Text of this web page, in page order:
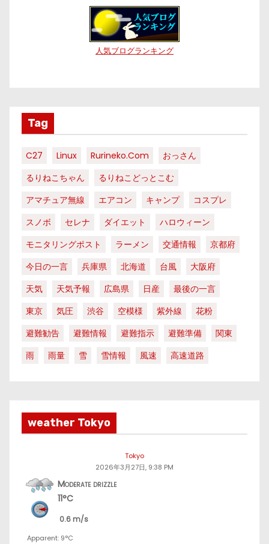
人気ブログランキング
Tag
C27 Linux Rurineko.com
おっさん
るりねこちゃん
るりねこどっとこむ
アマチュア無線
エアコン キャンプ
コスプレ
スノボ
セレナ ダイエット
ハロウィーン
モニタリングポスト
ラーメン 交通情報
京都府
今日の一言
兵庫県 北海道 台風
大阪府
天気
天気予報 広島県 日産
最後の一言
東京
気圧 渋谷 空模様 紫外線
花粉
避難勧告
避難情報 避難指示 避難準備
関東
雨
雨量 雪 雪情報 風速 高速道路
weather Tokyo
Tokyo
2026年3月27日, 9:38 PM
Moderate drizzle
11°C
0.6 m/s
Apparent: 9°C